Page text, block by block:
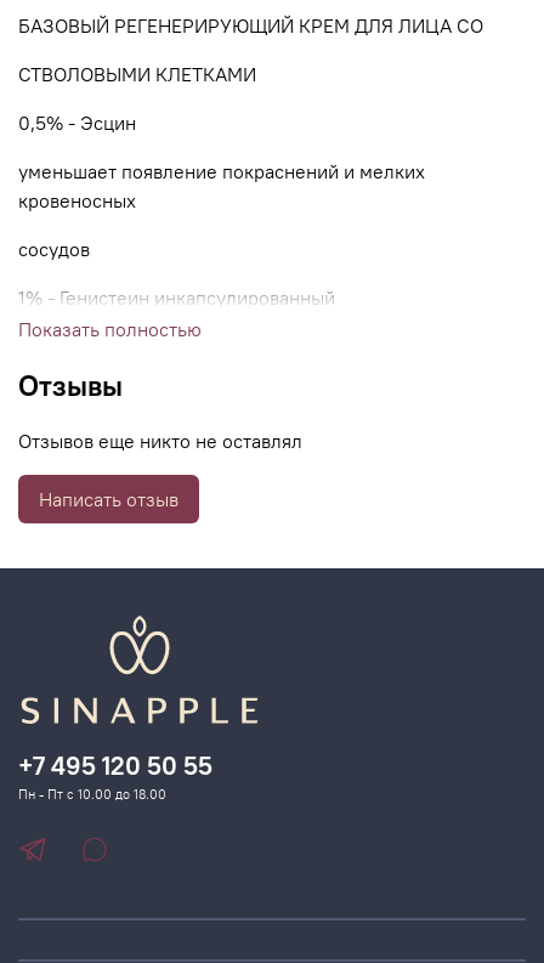
БАЗОВЫЙ РЕГЕНЕРИРУЮЩИЙ КРЕМ ДЛЯ ЛИЦА СО
СТВОЛОВЫМИ КЛЕТКАМИ
0,5% - Эсцин
уменьшает появление покраснений и мелких
кровеносных
сосудов
1% - Генистеин инкапсулированный
качество,
0,5% - Протеин Люпина
увеличивает синтез коллагена, что приводит к
активирует дермальные стволовые клетки для
уплотнения и
укрепления кожи
ПОКАЗАНИЯ К ПРИМЕНЕНИЮ:
Показать полностью
Отзывы
Отзывов еще никто не оставлял
Написать отзыв
+7 495 120 50 55
Пн - Пт с 10.00 до 18.00